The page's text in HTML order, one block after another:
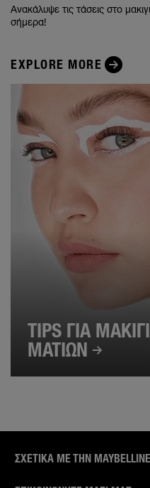
Ανακάλυψε τις τάσεις στο
σήμερα!
EXPLORE MORE
TIPS ΓΙΑ
ΜΑΤΙΩΝ
ΣΧΕΤΙΚΑ ΜΕ ΤΗΝ MAYBELLINE